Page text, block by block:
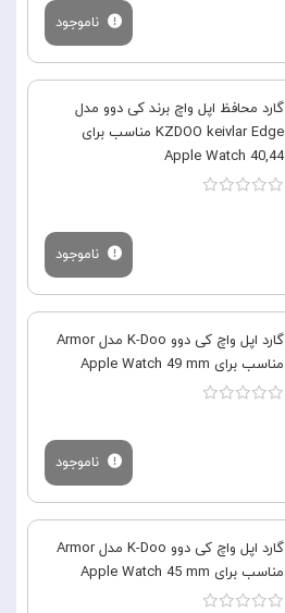
ناموجود
گارد محافظ اپل واچ برند کی دوو مدل
KZDOO keivlar Edge مناسب برای
Apple Watch 40,44
ناموجود
گارد اپل واچ کی دوو K-Doo مدل Armor
مناسب برای Apple Watch 49 mm
ناموجود
گارد اپل واچ کی دوو K-Doo مدل Armor
مناسب برای Apple Watch 45 mm